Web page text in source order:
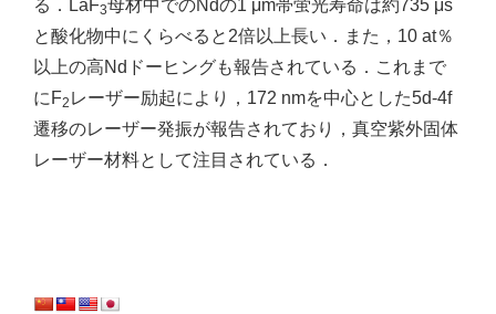
る．LaF3母材中でのNdの1 μm帯蛍光寿命は約735 μs
と酸化物中にくらべると2倍以上長い．また，10 at％
以上の高Ndドーヒングも報告されている．これまで
にF2 レーザー励起により，172 nmを中心とした5d-4f
遷移のレーザー発振が報告されており，真空紫外固体
レーザー材料として注目されている．